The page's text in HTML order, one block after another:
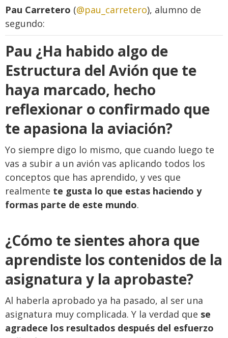
Pau Carretero (@pau_carretero), alumno de
segundo:
Pau ¿Ha habido algo de
Estructura del Avión que te
haya marcado, hecho
reflexionar o confirmado que
te apasiona la aviación?
Yo siempre digo lo mismo, que cuando luego te
vas a subir a un avión vas aplicando todos los
conceptos que has aprendido, y ves que
realmente te gusta lo que estas haciendo y
formas parte de este mundo.
¿Cómo te sientes ahora que
aprendiste los contenidos de la
asignatura y la aprobaste?
Al haberla aprobado ya ha pasado, al ser una
asignatura muy complicada. Y la verdad que se
agradece los resultados después del esfuerzo